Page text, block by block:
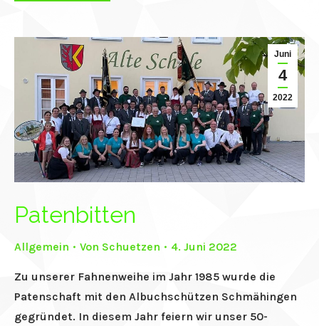
Juni
4
2022
Patenbitten
Allgemein Von Schuetzen 4. Juni 2022
Zu unserer Fahnenweihe im Jahr 1985 wurde die
Patenschaft mit den Albuchschützen Schmähingen
gegründet. In diesem Jahr feiern wir unser 50-